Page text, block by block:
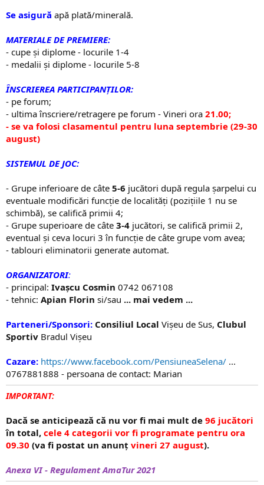
Se asigură apă plată/minerală.
MATERIALE DE PREMIERE:
- cupe și diplome - locurile 1-4
- medalii și diplome - locurile 5-8
ÎNSCRIEREA PARTICIPANȚILOR:
- pe forum;
- ultima înscriere/retragere pe forum - Vineri ora 21.00;
- se va folosi clasamentul pentru luna septembrie (29-30
august)
SISTEMUL DE JOC:
- Grupe inferioare de câte 5-6 jucători după regula șarpelui cu
eventuale modificări funcție de localități (pozițiile 1 nu se
schimbă), se califică primii 4;
- Grupe superioare de câte 3-4 jucători, se califică primii 2,
eventual și ceva locuri 3 în funcție de câte grupe vom avea;
- tablouri eliminatorii generate automat.
ORGANIZATORI:
- principal: Ivașcu Cosmin 0742 067108
- tehnic: Apian Florin si/sau ... mai vedem ...
Parteneri/Sponsori: Consiliul Local Vișeu de Sus, Clubul
Sportiv Bradul Vișeu
Cazare: https://www.facebook.com/PensiuneaSelena/ ...
0767881888 - persoana de contact: Marian
IMPORTANT:
Dacă se anticipează că nu vor fi mai mult de 96 jucători
în total, cele 4 categorii vor fi programate pentru ora
09.30 (va fi postat un anunț vineri 27 august).
Anexa VI - Regulament AmaTur 2021